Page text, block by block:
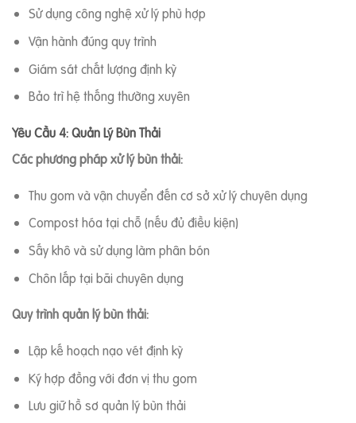
Sử dụng công nghệ xử lý phù hợp
Vận hành đúng quy trình
Giám sát chất lượng định kỳ
Bảo trì hệ thống thường xuyên
Yêu Cầu 4: Quản Lý Bùn Thải
Các phương pháp xử lý bùn thải:
Thu gom và vận chuyển đến cơ sở xử lý chuyên dụng
Compost hóa tại chỗ (nếu đủ điều kiện)
Sấy khô và sử dụng làm phân bón
Chôn lấp tại bãi chuyên dụng
Quy trình quản lý bùn thải:
Lập kế hoạch nạo vét định kỳ
Ký hợp đồng với đơn vị thu gom
Lưu giữ hồ sơ quản lý bùn thải